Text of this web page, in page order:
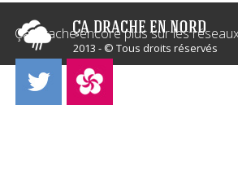
2013 - © Tous droits réservés
Ça Drache encore plus sur les